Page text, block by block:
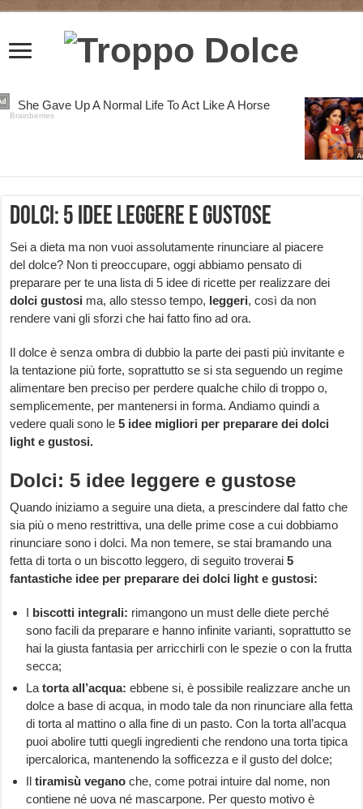
Dolci: 5 idee leggere e gustose
Sei a dieta ma non vuoi assolutamente rinunciare al piacere
del dolce? Non ti preoccupare, oggi abbiamo pensato di
preparare per te una lista di 5 idee di ricette per realizzare dei
dolci gustosi ma, allo stesso tempo, leggeri, così da non
rendere vani gli sforzi che hai fatto fino ad ora.
Il dolce è senza ombra di dubbio la parte dei pasti più invitante e
la tentazione più forte, soprattutto se si sta seguendo un regime
alimentare ben preciso per perdere qualche chilo di troppo o,
semplicemente, per mantenersi in forma. Andiamo quindi a
vedere quali sono le5 idee migliori per preparare dei dolci
light e gustosi.
Dolci: 5 idee leggere e gustose
Quando iniziamo a seguire una dieta, a prescindere dal fatto che
sia più o meno restrittiva, una delle prime cose a cui dobbiamo
rinunciare sono i dolci. Ma non temere, se stai bramando una
fetta di torta o un biscotto leggero, di seguito troverai5
fantastiche idee per preparare dei dolci light e gustosi:
I biscotti integrali: rimangono un must delle diete perché
sono facili da preparare e hanno infinite varianti, soprattutto se
hai la giusta fantasia per arricchirli con le spezie o con la frutta
secca;
Latorta all’acqua: ebbene si, è possibile realizzare anche un
dolce a base di acqua, in modo tale da non rinunciare alla fetta
di torta al mattino o alla fine di un pasto. Con la torta all’acqua
puoi abolire tutti quegli ingredienti che rendono una torta tipica
ipercalorica, mantenendo la sofficezza e il gusto del dolce;
Iltiramisù vegano che, come potrai intuire dal nome, non
contiene né uova né mascarpone. Per questo motivo è